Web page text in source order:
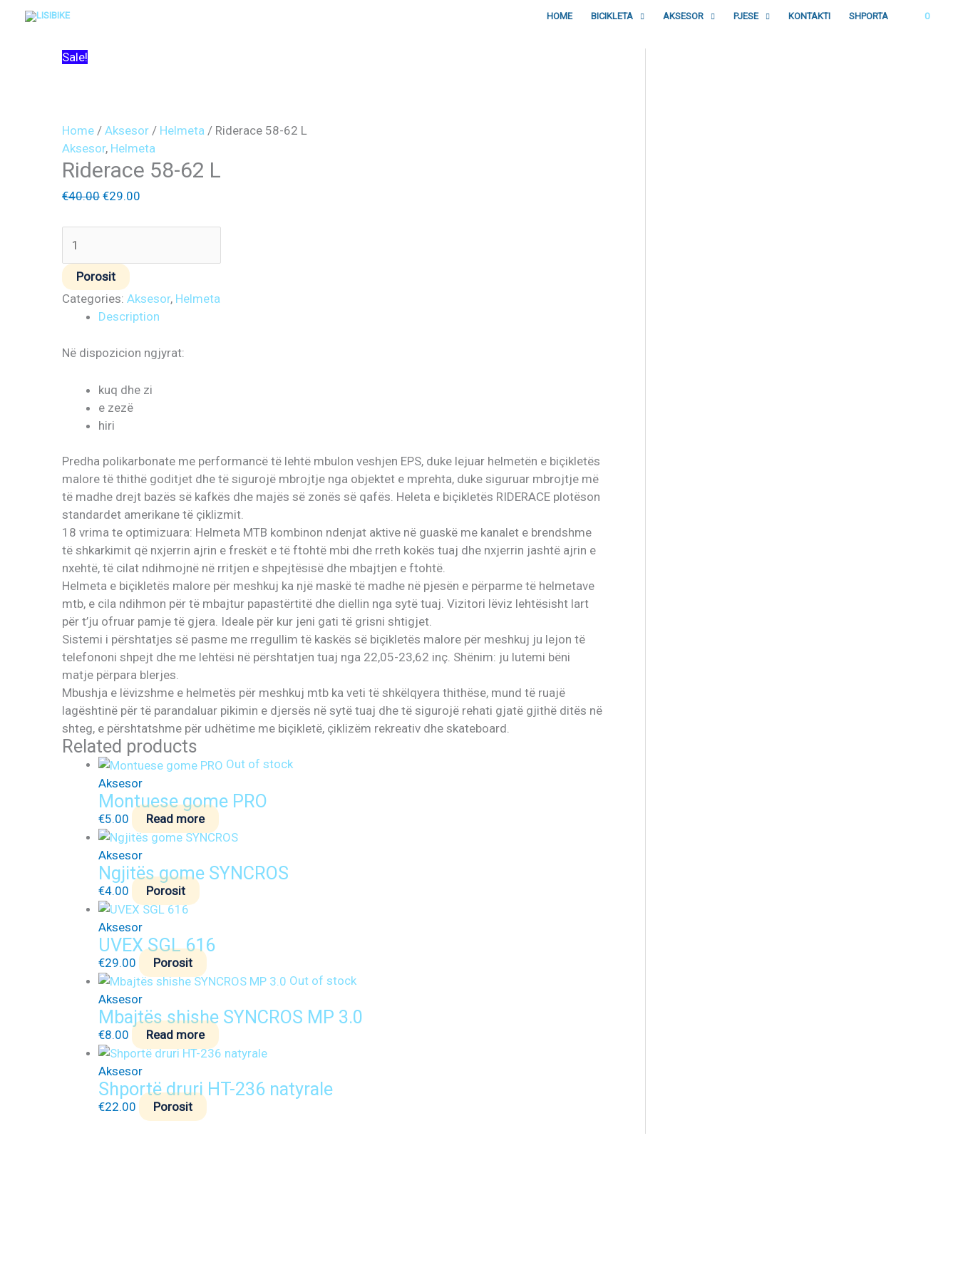
HOME BICIKLETA AKSESOR PJESE KONTAKTI SHPORTA 0
Sale!
Home / Aksesor / Helmeta / Riderace 58-62 L
Aksesor, Helmeta
Riderace 58-62 L
€40.00 €29.00
Riderace
quantity
Porosit
Categories: Aksesor, Helmeta
Description
Në dispozicion ngjyrat:
kuq dhe zi
e zezë
hiri
Predha polikarbonate me performancë të lehtë mbulon veshjen EPS, duke lejuar helmetën e biçikletës
malore të thithë goditjet dhe të sigurojë mbrojtje nga objektet e mprehta, duke siguruar mbrojtje më
të madhe drejt bazës së kafkës dhe majës së zonës së qafës. Heleta e biçikletës RIDERACE plotëson
standardet amerikane të çiklizmit.
18 vrima te optimizuara: Helmeta MTB kombinon ndenjat aktive në guaskë me kanalet e brendshme
të shkarkimit që nxjerrin ajrin e freskët e të ftohtë mbi dhe rreth kokës tuaj dhe nxjerrin jashtë ajrin e
nxehtë, të cilat ndihmojnë në rritjen e shpejtësisë dhe mbajtjen e ftohtë.
Helmeta e biçikletës malore për meshkuj ka një maskë të madhe në pjesën e përparme të helmetave
mtb, e cila ndihmon për të mbajtur papastërtitë dhe diellin nga sytë tuaj. Vizitori lëviz lehtësisht lart
për t’ju ofruar pamje të gjera. Ideale për kur jeni gati të grisni shtigjet.
Sistemi i përshtatjes së pasme me rregullim të kaskës së biçikletës malore për meshkuj ju lejon të
telefononi shpejt dhe me lehtësi në përshtatjen tuaj nga 22,05-23,62 inç. Shënim: ju lutemi bëni
matje përpara blerjes.
Mbushja e lëvizshme e helmetës për meshkuj mtb ka veti të shkëlqyera thithëse, mund të ruajë
lagështinë për të parandaluar pikimin e djersës në sytë tuaj dhe të sigurojë rehati gjatë gjithë ditës në
shteg, e përshtatshme për udhëtime me biçikletë, çiklizëm rekreativ dhe skateboard.
Related products
Out of stock
Aksesor
Montuese gome PRO
€5.00 Read more
Aksesor
Ngjitës gome SYNCROS
€4.00 Porosit
Aksesor
UVEX SGL 616
€29.00
Porosit
Out of stock
Aksesor
Mbajtës shishe SYNCROS MP 3.0
€8.00 Read more
Aksesor
Shportë druri HT-236 natyrale
€22.00 Porosit